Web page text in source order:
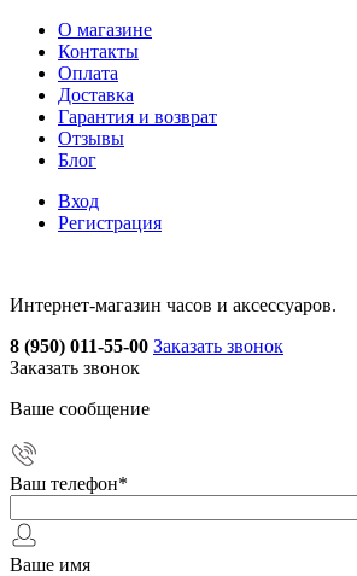
О магазине
Контакты
Оплата
Доставка
Гарантия и возврат
Отзывы
Блог
Вход
Регистрация
Интернет-магазин часов и аксессуаров.
8 (950) 011-55-00 Заказать звонок
Заказать звонок
Ваше сообщение
Ваш телефон*
Ваше имя